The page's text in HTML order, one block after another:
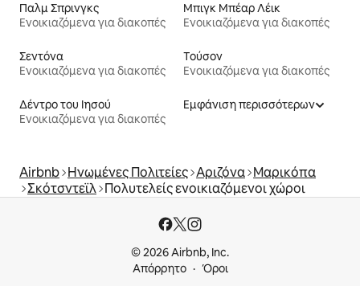
Παλμ Σπρινγκς
Ενοικιαζόμενα για διακοπές
Μπιγκ Μπέαρ Λέικ
Ενοικιαζόμενα για διακοπές
Σεντόνα
Ενοικιαζόμενα για διακοπές
Τούσον
Ενοικιαζόμενα για διακοπές
Δέντρο του Ιησού
Ενοικιαζόμενα για διακοπές
Εμφάνιση περισσότερων
Airbnb Ηνωμένες Πολιτείες Αριζόνα Μαρικόπα
Σκότσντεϊλ Πολυτελείς ενοικιαζόμενοι χώροι
© 2026 Airbnb, Inc.
Απόρρητο
Όροι